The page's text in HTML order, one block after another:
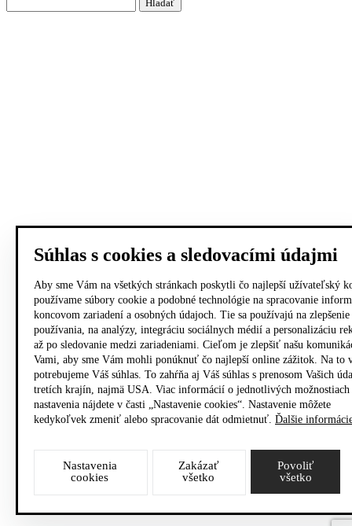
Súhlas s cookies a sledovacími údajmi
Aby sme Vám na všetkých stránkach poskytli čo najlepší užívateľský
používame súbory cookie a podobné technológie na spracovanie
koncovom zariadení a osobných údajoch. Tie sa používajú na zlepšenie
používania, na analýzy, integráciu sociálnych médií a personalizáciu
až po sledovanie medzi zariadeniami. Cieľom je zlepšiť našu
Vami, aby sme Vám mohli ponúknuť čo najlepší online zážitok. Na to
potrebujeme Váš súhlas. To zahŕňa aj Váš súhlas s prenosom Vašich
tretích krajín, najmä USA. Viac informácií o jednotlivých možnostiach
nastavenia nájdete v časti „Nastavenie cookies“. Nastavenie môžete
kedykoľvek zmeniť alebo spracovanie dát odmietnuť. Ďalšie
Nastavenia
cookies
Zakázať
všetko
Povoliť
všetko